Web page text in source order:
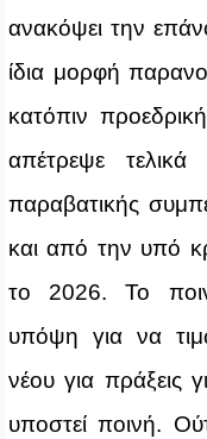
ανακόψει την
ίδια μορφή
κατόπιν
απέτρεψε
παραβατικής
και από την υπό
το 2026. Το
υπόψη για να
νέου για πράξεις
υποστεί ποινή.